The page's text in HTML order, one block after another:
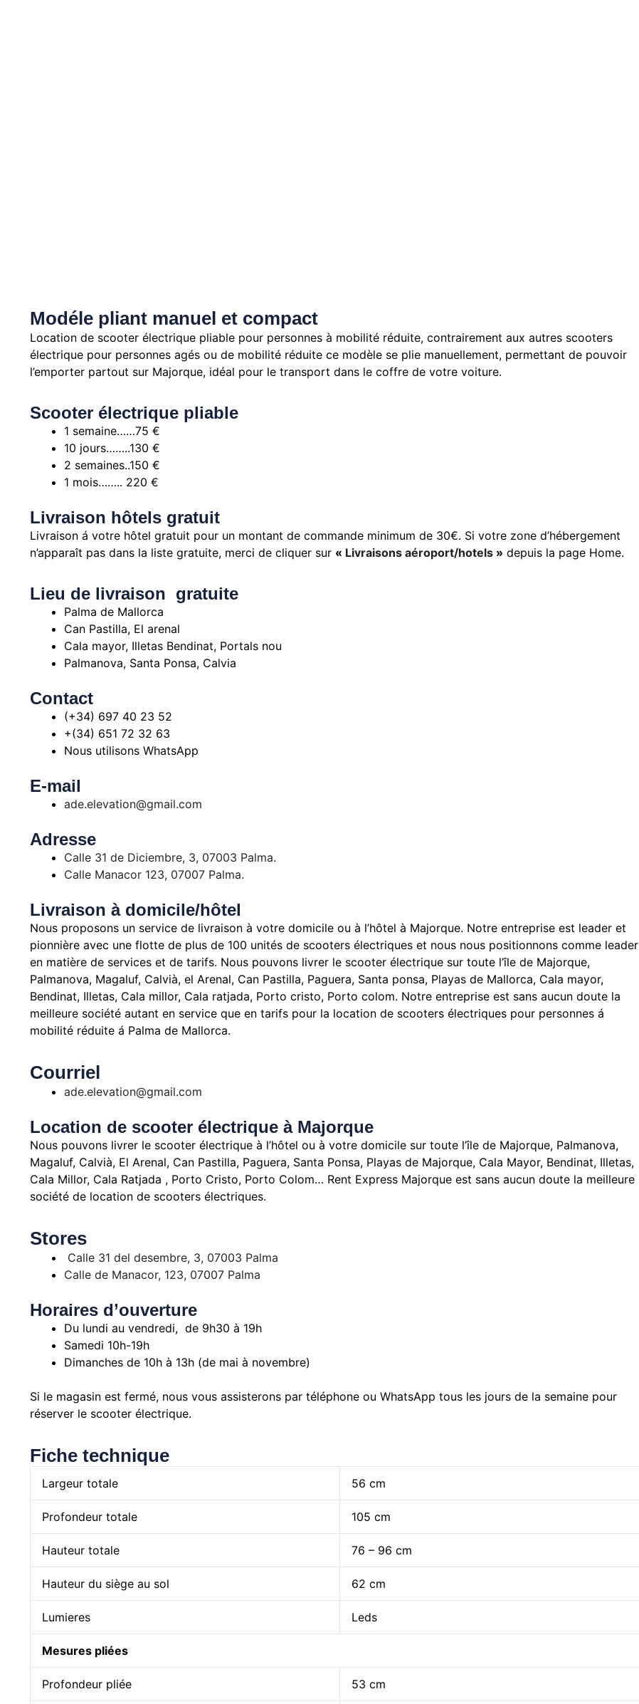
Modéle pliant manuel et compact
Location de scooter électrique pliable pour personnes à mobilité réduite, contrairement aux autres scooters
électrique pour personnes agés ou de mobilité réduite ce modèle se plie manuellement, permettant de pouvoir
l’emporter partout sur Majorque, idéal pour le transport dans le coffre de votre voiture.
Scooter électrique pliable
1 semaine……75 €
10 jours……..130 €
2 semaines..150 €
1 mois…….. 220 €
Livraison hôtels gratuit
Livraison á votre hôtel gratuit pour un montant de commande minimum de 30€. Si votre zone d’hébergement
n’apparaît pas dans la liste gratuite, merci de cliquer sur « Livraisons aéroport/hotels » depuis la page Home.
Lieu de livraison gratuite
Palma de Mallorca
Can Pastilla, El arenal
Cala mayor, Illetas Bendinat, Portals nou
Palmanova, Santa Ponsa, Calvia
Contact
(+34) 697 40 23 52
+(34) 651 72 32 63
Nous utilisons WhatsApp
E-mail
ade.elevation@gmail.com
Adresse
Calle 31 de Diciembre, 3, 07003 Palma.
Calle Manacor 123, 07007 Palma.
Livraison à domicile/hôtel
Nous proposons un service de livraison à votre domicile ou à l’hôtel à Majorque. Notre entreprise est leader et
pionnière avec une flotte de plus de 100 unités de scooters électriques et nous nous positionnons comme leader
en matière de services et de tarifs. Nous pouvons livrer le scooter électrique sur toute l’île de Majorque,
Palmanova, Magaluf, Calvià, el Arenal, Can Pastilla, Paguera, Santa ponsa, Playas de Mallorca, Cala mayor,
Bendinat, Illetas, Cala millor, Cala ratjada, Porto cristo, Porto colom. Notre entreprise est sans aucun doute la
meilleure société autant en service que en tarifs pour la location de scooters électriques pour personnes á
mobilité réduite á Palma de Mallorca.
Courriel
ade.elevation@gmail.com
Location de scooter électrique à Majorque
Nous pouvons livrer le scooter électrique à l’hôtel ou à votre domicile sur toute l’île de Majorque, Palmanova,
Magaluf, Calvià, El Arenal, Can Pastilla, Paguera, Santa Ponsa, Playas de Majorque, Cala Mayor, Bendinat, Illetas,
Cala Millor, Cala Ratjada , Porto Cristo, Porto Colom… Rent Express Majorque est sans aucun doute la meilleure
société de location de scooters électriques.
Stores
Calle 31 del desembre, 3, 07003 Palma
Calle de Manacor, 123, 07007 Palma
Horaires d’ouverture
Du lundi au vendredi, de 9h30 à 19h
Samedi 10h-19h
Dimanches de 10h à 13h (de mai à novembre)
Si le magasin est fermé, nous vous assisterons par téléphone ou WhatsApp tous les jours de la semaine pour
réserver le scooter électrique.
Fiche technique
Largeur totale 56 cm
Profondeur totale 105 cm
Hauteur totale 76 – 96 cm
Hauteur du siège au sol 62 cm
Lumieres Leds
Mesures pliées
Profondeur pliée 53 cm